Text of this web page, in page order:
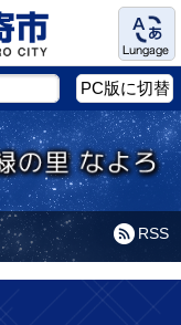
Language
PC版に切替
RSS